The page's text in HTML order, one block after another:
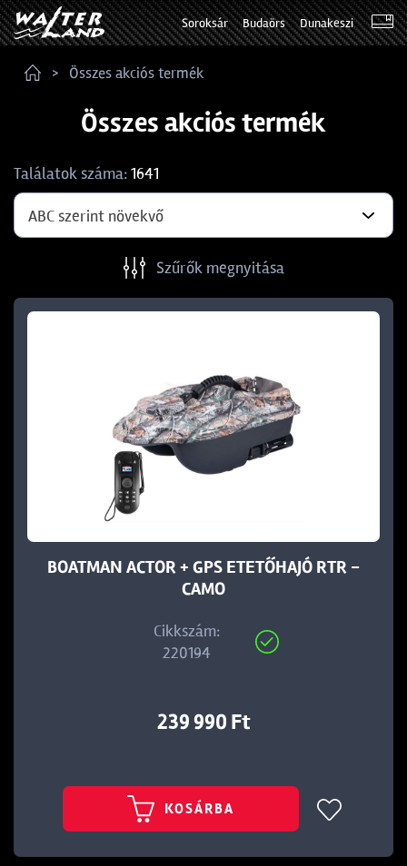
Soroksár Budaörs Dunakeszi
Összes akciós termék
Összes akciós termék
Találatok száma:1641
ABC szerint növekvő
Szűrők megnyitása
BOATMAN ACTOR + GPS ETETŐHAJÓ RTR -
CAMO
Cikkszám:
220194
239 990 Ft
KOSÁRBA